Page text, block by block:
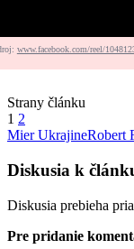
www.facebook.com/reel/
Strany článku
1 2
Mier UkrajineRobert
Diskusia k
Diskusia prebieha
Pre pridanie